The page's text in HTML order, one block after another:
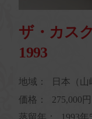
ザ・カス
1993
地域：
日本（山
価格：
275,000